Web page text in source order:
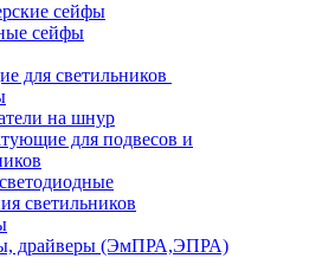
сейфы
сейфы
для светильников
на шнур
для подвесов и
светильников
драйверы (ЭмПРА,ЭПРА)